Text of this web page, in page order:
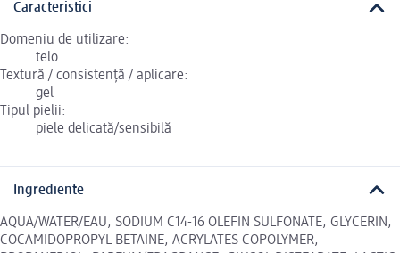
Caracteristici
Domeniu de utilizare:
telo
Textură / consistență / aplicare:
gel
Tipul pielii:
piele delicată/sensibilă
Ingrediente
AQUA/WATER/EAU, SODIUM C14-16 OLEFIN SULFONATE, GLYCERIN,
COCAMIDOPROPYL BETAINE, ACRYLATES COPOLYMER,